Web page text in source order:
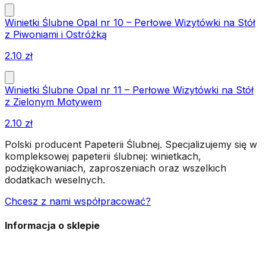
Winietki Ślubne Opal nr 10 – Perłowe Wizytówki na Stół
z Piwoniami i Ostróżką
2.10 zł
Winietki Ślubne Opal nr 11 – Perłowe Wizytówki na Stół
z Zielonym Motywem
2.10 zł
Polski producent Papeterii Ślubnej. Specjalizujemy się w
kompleksowej papeterii ślubnej: winietkach,
podziękowaniach, zaproszeniach oraz wszelkich
dodatkach weselnych.
Chcesz z nami współpracować?
Informacja o sklepie